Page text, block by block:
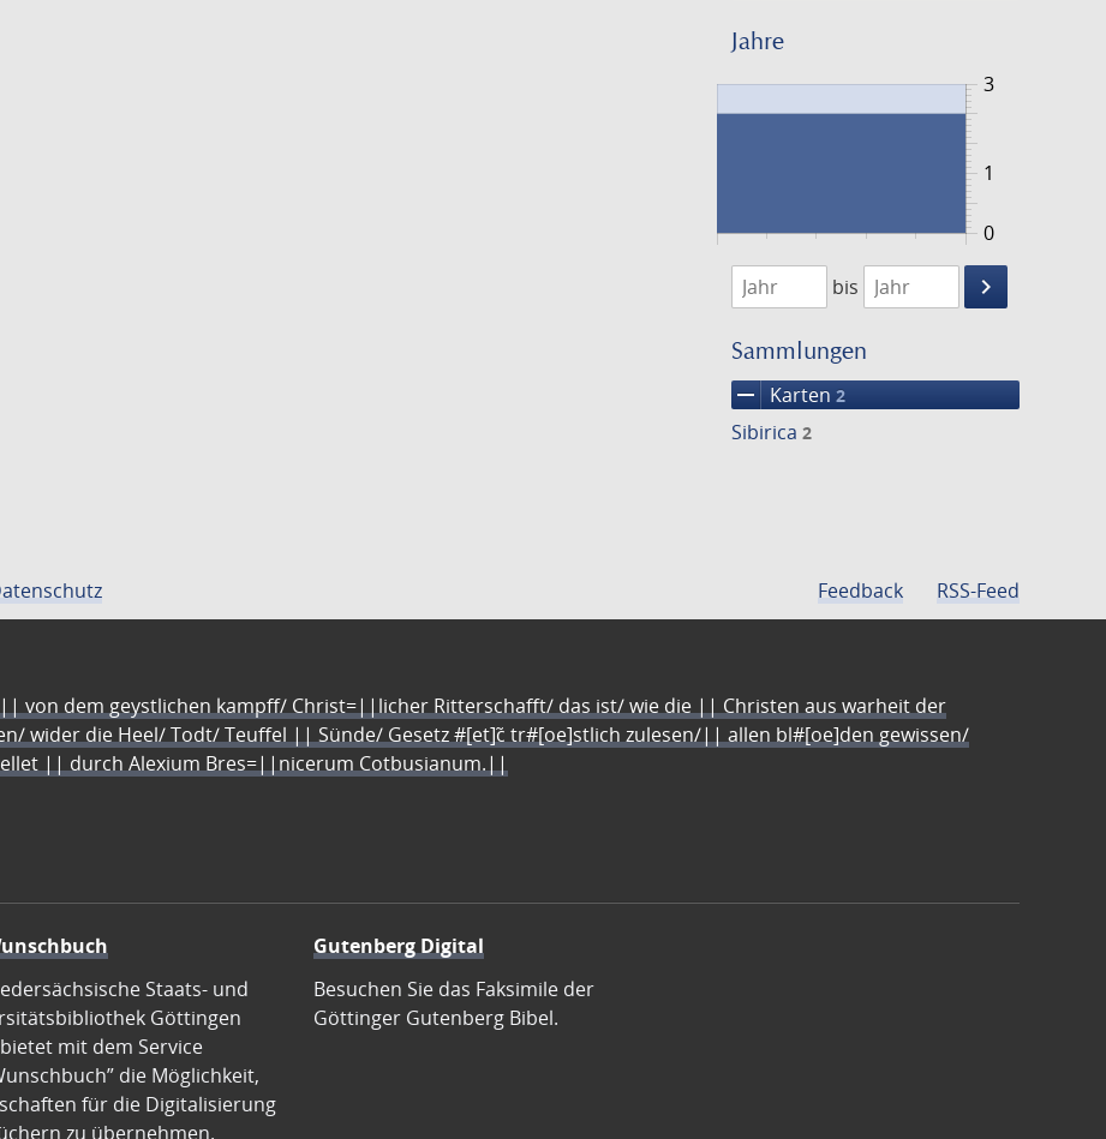
Jahre
0
3
1
1848
1849
bis
keyboard_arrow_right
Suche
Sammlungen
remove Karten 2
Sibirica 2
Feedback RSS-Feed
von dem geystlichen kampff/ Christ=||licher Ritterschafft/ das ist/ wie die || Christen aus warheit der
wider die Heel/ Todt/ Teuffel || Sünde/ Gesetz #[et]c̃ tr#[oe]stlich zulesen/|| allen bl#[oe]den gewissen/
|| durch Alexium Bres=||nicerum Cotbusianum.||
Staats- und
Göttingen
bietet mit dem Service
die Möglichkeit,
für die Digitalisierung
zu übernehmen.
Gutenberg Digital
Besuchen Sie das Faksimile der
Göttinger Gutenberg Bibel.